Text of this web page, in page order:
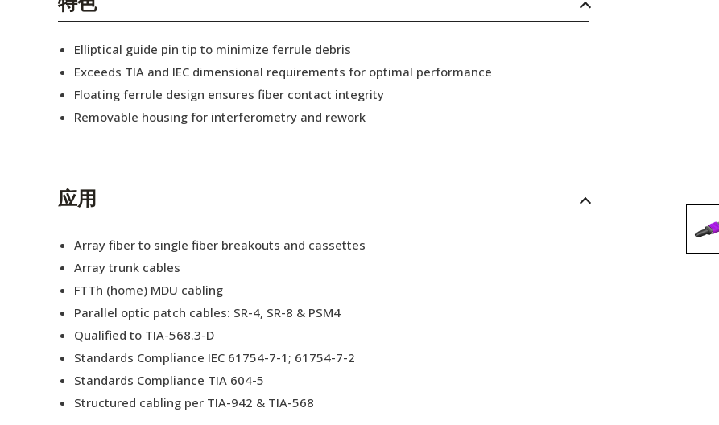
应用工程指导书 (AENs)
工作机会
Elliptical guide pin tip to minimize ferrule debris
Exceeds TIA and IEC dimensional requirements for optimal performance
Floating ferrule design ensures fiber contact integrity
Removable housing for interferometry and rework
应用
Array fiber to single fiber breakouts and cassettes
Array trunk cables
FTTh (home) MDU cabling
Parallel optic patch cables: SR-4, SR-8 & PSM4
Qualified to TIA-568.3-D
Standards Compliance IEC 61754-7-1; 61754-7-2
Standards Compliance TIA 604-5
Structured cabling per TIA-942 & TIA-568